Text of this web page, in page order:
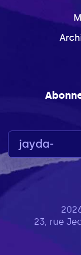
23, rue